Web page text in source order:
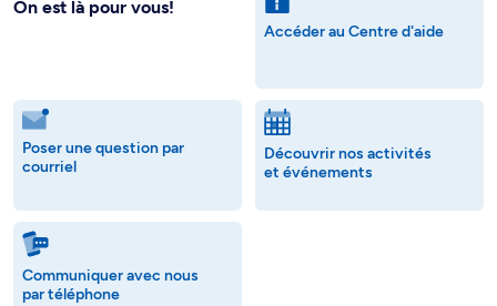
On est là pour vous!
Accéder au Centre d'aide
Poser une question par
courriel
Découvrir nos activités
et événements
Communiquer avec nous
par téléphone